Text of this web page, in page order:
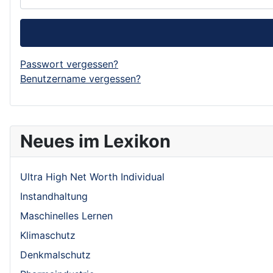
Neues im Lexikon
Ultra High Net Worth Individual
Instandhaltung
Maschinelles Lernen
Klimaschutz
Denkmalschutz
Passwort vergessen?
Benutzername vergessen?